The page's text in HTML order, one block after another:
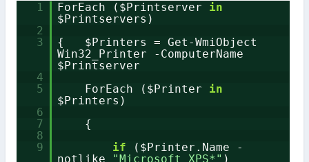
1 ForEach ($Printserver in
$Printservers)
2
3
{ $Printers = Get-WmiObject
Win32_Printer -ComputerName
$Printserver
4
5
ForEach ($Printer in
$Printers)
6
7
{
8
9
if
($Printer.Name -
notlike
"Microsoft XPS*" )